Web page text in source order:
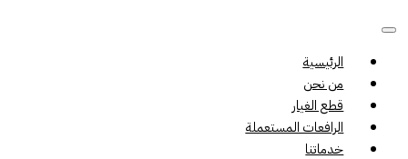
الرئيسية
من نحن
قطع الغيار
الرافعات المستعملة
خدماتنا